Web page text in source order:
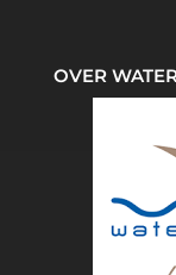
OVER